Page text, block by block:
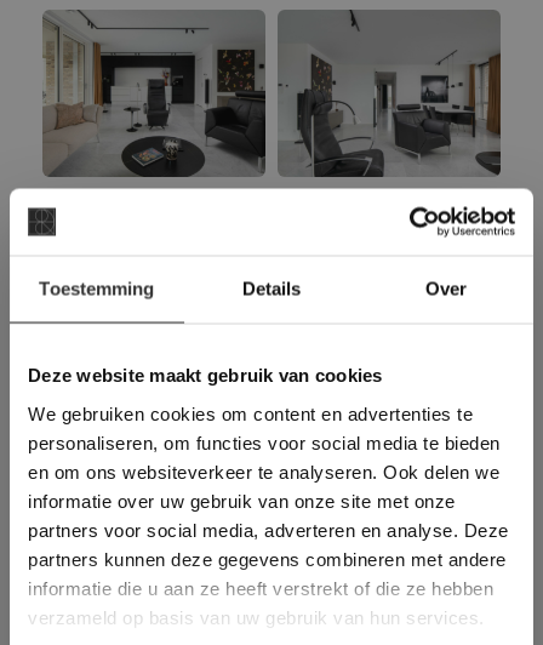
Toestemming Details Over
Deze website maakt gebruik van cookies
We gebruiken cookies om content en advertenties te
personaliseren, om functies voor social media te bieden
en om ons websiteverkeer te analyseren. Ook delen we
informatie over uw gebruik van onze site met onze
partners voor social media, adverteren en analyse. Deze
partners kunnen deze gegevens combineren met andere
informatie die u aan ze heeft verstrekt of die ze hebben
verzameld op basis van uw gebruik van hun services.
Deze website maakt
gebruik van cookies.
This Cookie Banner was deleted and is no
longer working. Please contact the website
administrator.
Deze website gebruikt cookies om de
gebruikerservaring te verbeteren. Door
gebruik te maken van onze website geeft u
toestemming voor alle cookies in
overeenstemming met ons cookiebeleid.Lees
verder
ALLES ACCEPTEREN